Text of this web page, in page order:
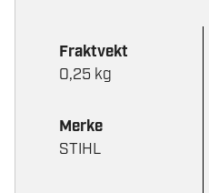
Fraktvekt
0,25 kg
Merke
STIHL